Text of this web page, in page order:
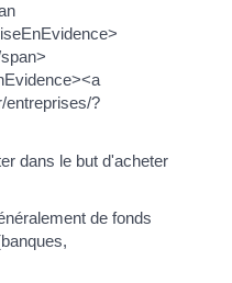
entreprises/?
dans le but d'acheter
de fonds